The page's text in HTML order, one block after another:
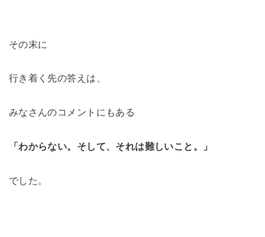
その末に
行き着く先の答えは、
みなさんのコメントにもある
「わからない。そして、それは難しいこと。」
でした。